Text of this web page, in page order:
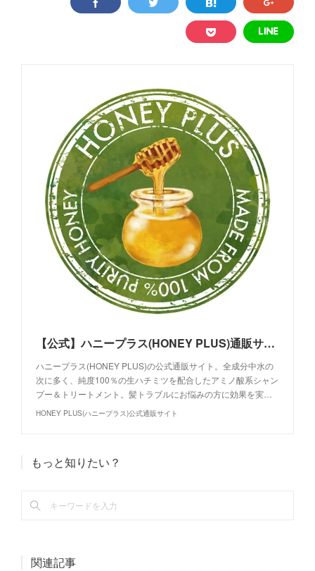
【公式】ハニープラス(HONEY PLUS)通販サイト｜生ハチミツヘアケア
ハニープラス(HONEY PLUS)の公式通販サイト。全成分中水の
次に多く、純度100％の生ハチミツを配合したアミノ酸系シャン
プー＆トリートメント。髪トラブルにお悩みの方に効果を実…
HONEY PLUS(ハニープラス)公式通販サイト
もっと知りたい？
関連記事